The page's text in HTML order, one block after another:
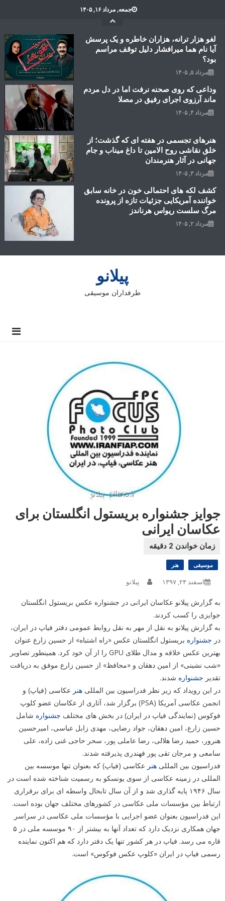
جمعه, مرداد ۱۶, ۱۴۰۵
لغو هزار ترانه، هزاران خاطره و یک پرسش
آیا نام هما میرافشار دلیل توقف مراسم
بود؟
مرداد ۵, ۱۴۰۵
وداعی که روی صحنه نرفت اما در دل مردم
ماند آرزوی اجرای رفیق در مصلا
مرداد ۴, ۱۴۰۵
هنرهای تجسمی در هفته ای که گذشت؛ از
خلق نقاشی روح الامین تا داغ میناب و جام
جهانی در آثار هنرمندان
مرداد ۳, ۱۴۰۵
کشف لکه های احتمالی خون در خانه سابق
خواننده آمریکایی جزئیات تازه از پرونده
مرگ سلست ریواس هرناندز
مرداد ۲, ۱۴۰۵
پیلانو
طرفداران موسیقی
جوایز جشنواره بریستول انگلستان برای
عکاسان ایرانی
موسیقی هنر
اسفند ۲۴, ۱۳۹۷ پیلانو
به گزارش پیلانو عکاسان ایرانی در جشنواره عکس بریستول انگلستان
جوایزی را کسب کردند.
به گزارش پیلانو به نقل از مهر به نقل روابط عمومی دفتر فیاپ در ایران،
در جشنواره بریستول انگلستان عکس «راه اشتباه» از حسین زارع عنوان
بهترین عکس خلاقه و مدال طلای GPU را از آن خود کرد. همینطور تصاویر
«شب نشینی» از امین دهقان و «محافظ» از حسین زارع موفق به دریافت
تقدیر جشنواره شدند.
در این رویداد که زیر نظر فدراسیون بین المللی هنر عکاسی (فیاپ) و
انجمن عکاسی آمریکا (PSA) برگزار شد، آثاری از عکاسان عضو کلوپ
فوکوس (نمایندگی فیاپ در ایران) در بخش های مختلف جشنواره شامل
حسین زارع، امین دهقان، جواد رضایی، مهدی زابل عباسی، امیرحسین
هنرور، حمید رضا هلالی، رضا عاملی پور، سحر حاجی غنی زاده، علی
سامعی و مرجان تقی پور فهندری پذیرفته شدند.
فدراسیون بین المللی هنر عکاسی (فیاپ) که بعنوان تنها موسسه بین
المللی در زمینه عکاسی از سوی یونسکو به رسمیت شناخته شده است در
سال ۱۹۴۶ پایه گذاری شد و از آن سال تابحال واسطه ای برای برقراری
ارتباط بین مؤسسات ملی عکاسی در کشورهای مختلف جهان بوده است.
این فدراسیون بعنوان عضو اجرایی با مؤسسات ملی عکاسی در سراسر
جهان همکاری نزدیک دارد که تعداد آنها به بیشتر از ۹۰ موسسه ملی در ۵
قاره می رسد. فیاپ در هر کشور تنها یک دفتر دارد که هم اکنون نماینده
رسمی فیاپ در ایران «کلوپ عکس فوکوس» است.